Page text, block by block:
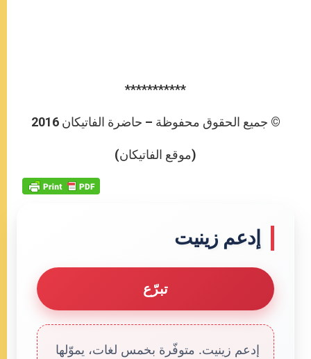
***********
© جميع الحقوق محفوظة – حاضرة الفاتيكان 2016
(موقع الفاتيكان)
إدعم زينيت
تبرّع
إدعم زينيت. متوفّرة بخمس لغات، يموّلها